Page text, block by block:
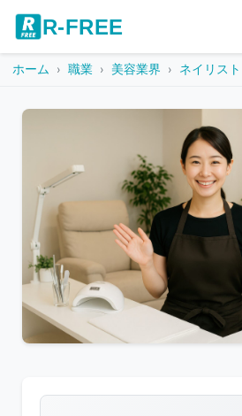
R-FREE
ホーム 職業 美容業界 ネイリスト